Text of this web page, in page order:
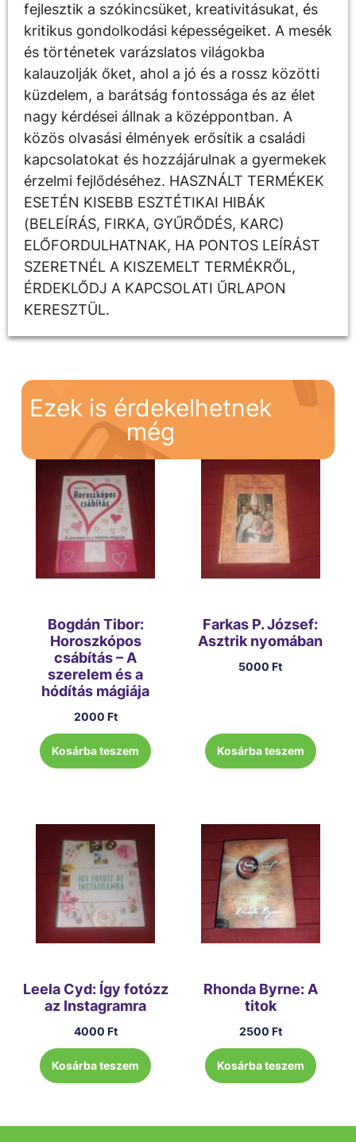
fejlesztik a szókincsüket, kreativitásukat, és
kritikus gondolkodási képességeiket. A mesék
és történetek varázslatos világokba
kalauzolják őket, ahol a jó és a rossz közötti
küzdelem, a barátság fontossága és az élet
nagy kérdései állnak a középpontban. A
közös olvasási élmények erősítik a családi
kapcsolatokat és hozzájárulnak a gyermekek
érzelmi fejlődéséhez. HASZNÁLT TERMÉKEK
ESETÉN KISEBB ESZTÉTIKAI HIBÁK
(BELEÍRÁS, FIRKA, GYŰRŐDÉS, KARC)
ELŐFORDULHATNAK, HA PONTOS LEÍRÁST
SZERETNÉL A KISZEMELT TERMÉKRŐL,
ÉRDEKLŐDJ A KAPCSOLATI ŰRLAPON
KERESZTÜL.
Ezek is érdekelhetnek
még
Bogdán Tibor:
Horoszkópos
csábítás – A
szerelem és a
hódítás mágiája
2000 Ft
Kosárba teszem
Farkas P. József:
Asztrik nyomában
5000Ft
Kosárba teszem
Leela Cyd: Így fotózz
az Instagramra
4000 Ft
Kosárba teszem
Rhonda Byrne: A
titok
2500 Ft
Kosárba teszem